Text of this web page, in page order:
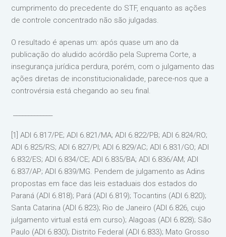
cumprimento do precedente do STF, enquanto as ações
de controle concentrado não são julgadas.
O resultado é apenas um: após quase um ano da
publicação do aludido acórdão pela Suprema Corte, a
insegurança jurídica perdura, porém, com o julgamento das
ações diretas de inconstitucionalidade, parece-nos que a
controvérsia está chegando ao seu final.
[1] ADI 6.817/PE; ADI 6.821/MA; ADI 6.822/PB; ADI 6.824/RO;
ADI 6.825/RS; ADI 6.827/PI; ADI 6.829/AC; ADI 6.831/GO; ADI
6.832/ES; ADI 6.834/CE; ADI 6.835/BA; ADI 6.836/AM; ADI
6.837/AP; ADI 6.839/MG. Pendem de julgamento as Adins
propostas em face das leis estaduais dos estados do
Paraná (ADI 6.818); Pará (ADI 6.819); Tocantins (ADI 6.820);
Santa Catarina (ADI 6.823); Rio de Janeiro (ADI 6.826, cujo
julgamento virtual está em curso); Alagoas (ADI 6.828); São
Paulo (ADI 6.830); Distrito Federal (ADI 6.833); Mato Grosso